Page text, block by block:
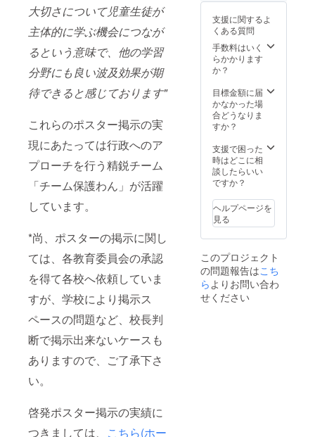
大切さについて児童生徒が
主体的に学ぶ機会につなが
るという意味で、他の学習
分野にも良い波及効果が期
待できると感じております"
これらのポスター掲示の実
現にあたっては行政へのア
プローチを行う精鋭チーム
「チーム保護わん」が活躍
しています。
*尚、ポスターの掲示に関し
ては、各教育委員会の承認
を得て各校へ依頼していま
すが、学校により掲示ス
ペースの問題など、校長判
断で掲示出来ないケースも
ありますので、ご了承下さ
い。
啓発ポスター掲示の実績に
つきましては、 こちら(ホー
支援に関するよ
くある質問
手数料はいく
らかかります
か？
目標金額に届
かなかった場
合どうなりま
すか？
支援で困った
時はどこに相
談したらいい
ですか？
ヘルプページを
見る
このプロジェクト
の問題報告はこち
ら よりお問い合わ
せください